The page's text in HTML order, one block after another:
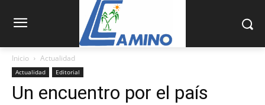
Inicio Actualidad
Actualidad Editorial
Un encuentro por el país